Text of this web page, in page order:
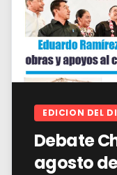
EDICION DEL
Debate
agosto